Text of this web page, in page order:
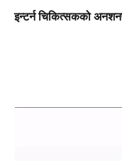
इन्टर्न चिकित्सकको